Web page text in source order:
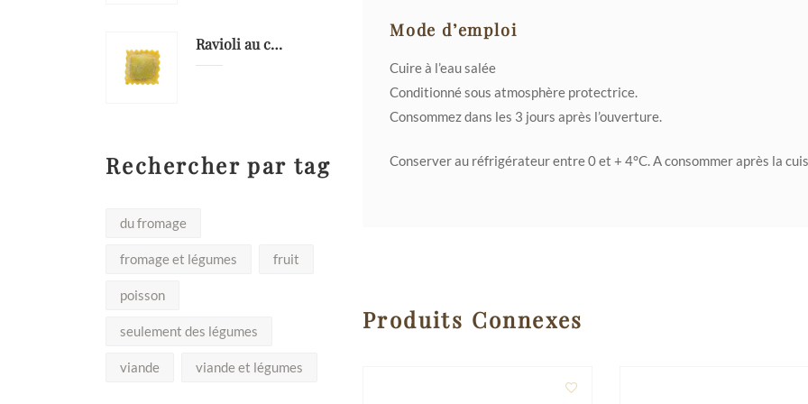
Ravioli au cerf
Rechercher par tag
du fromage
fromage et légumes fruit
poisson
seulement des légumes
viande viande et légumes
Mode d’emploi
Cuire à l’eau salée
Conditionné sous atmosphère protectrice.
Consommez dans les 3 jours après l’ouverture.
Conserver au réfrigérateur entre 0 et + 4°C. A consommer après la
Produits Connexes